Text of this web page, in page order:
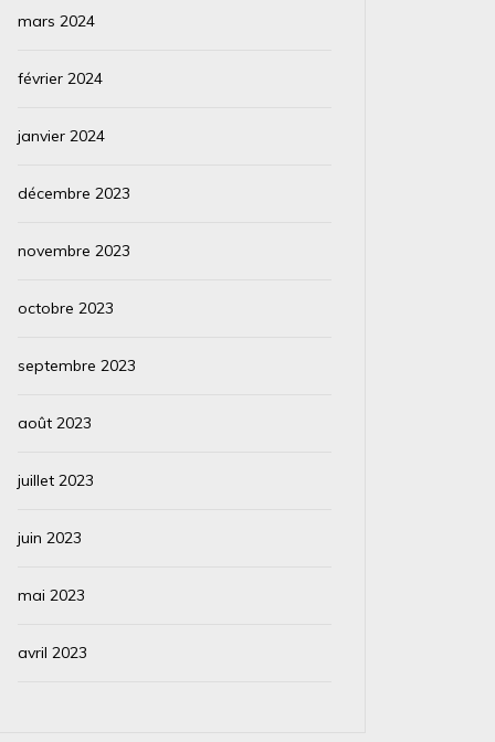
mars 2024
février 2024
janvier 2024
décembre 2023
novembre 2023
octobre 2023
septembre 2023
août 2023
juillet 2023
juin 2023
mai 2023
avril 2023